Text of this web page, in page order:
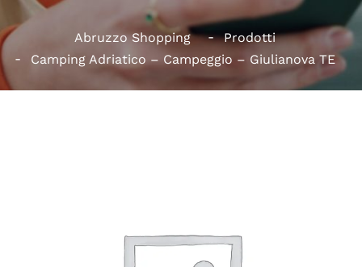
Abruzzo Shopping
Prodotti
Camping Adriatico – Campeggio – Giulianova TE